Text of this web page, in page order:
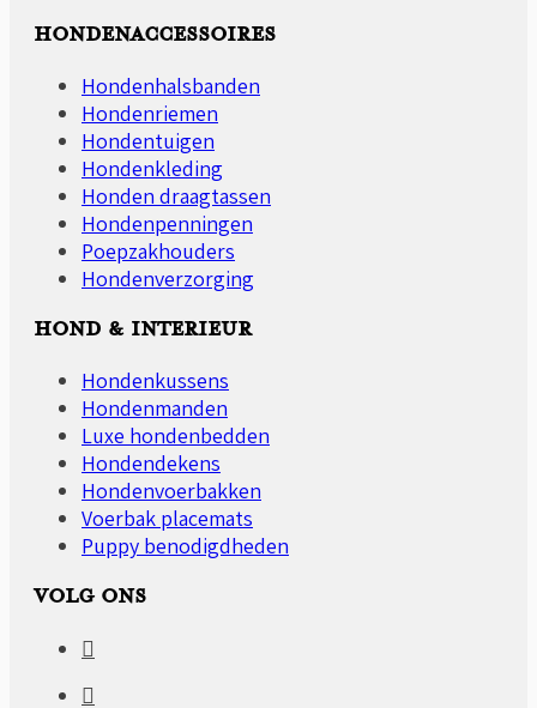
HONDENACCESSOIRES
Hondenhalsbanden
Hondenriemen
Hondentuigen
Hondenkleding
Honden draagtassen
Hondenpenningen
Poepzakhouders
Hondenverzorging
HOND & INTERIEUR
Hondenkussens
Hondenmanden
Luxe hondenbedden
Hondendekens
Hondenvoerbakken
Voerbak placemats
Puppy benodigdheden
VOLG ONS